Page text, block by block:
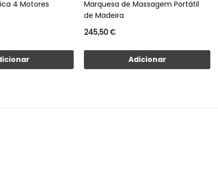
4 Motores
Marquesa de Massagem Portátil
de Madeira
245,50 €
Adicionar